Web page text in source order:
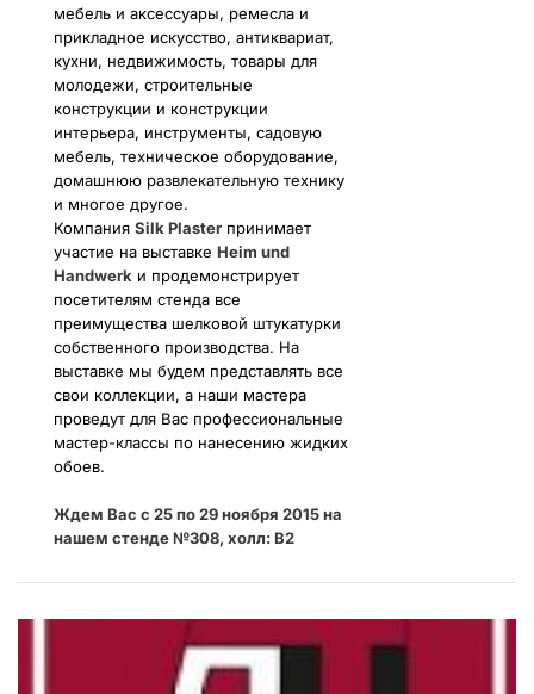
мебель и аксессуары, ремесла и
прикладное искусство, антиквариат,
кухни, недвижимость, товары для
молодежи, строительные
конструкции и конструкции
интерьера, инструменты, садовую
мебель, техническое оборудование,
домашнюю развлекательную технику
и многое другое.
Компания Silk Plaster принимает
участие на выставке Heim und
Handwerk и продемонстрирует
посетителям стенда все
преимущества шелковой штукатурки
собственного производства. На
выставке мы будем представлять все
свои коллекции, а наши мастера
проведут для Вас профессиональные
мастер-классы по нанесению жидких
обоев.
Ждем Вас с 25 по 29 ноября 2015 на
нашем стенде №308, холл: B2